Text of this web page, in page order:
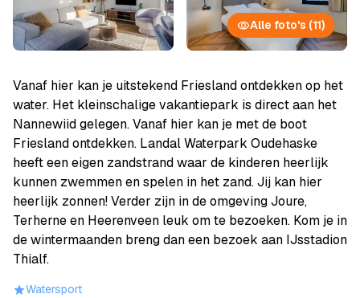
Alle foto's (11)
Vanaf hier kan je uitstekend Friesland ontdekken op het
water. Het kleinschalige vakantiepark is direct aan het
Nannewiid gelegen. Vanaf hier kan je met de boot
Friesland ontdekken. Landal Waterpark Oudehaske
heeft een eigen zandstrand waar de kinderen heerlijk
kunnen zwemmen en spelen in het zand. Jij kan hier
heerlijk zonnen! Verder zijn in de omgeving Joure,
Terherne en Heerenveen leuk om te bezoeken. Kom je in
de wintermaanden breng dan een bezoek aan IJsstadion
Thialf.
Watersport